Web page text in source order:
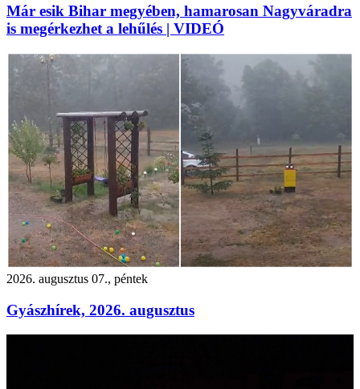
Már esik Bihar megyében, hamarosan Nagyváradra
is megérkezhet a lehűlés | VIDEÓ
2026. augusztus 07., péntek
Gyászhírek, 2026. augusztus